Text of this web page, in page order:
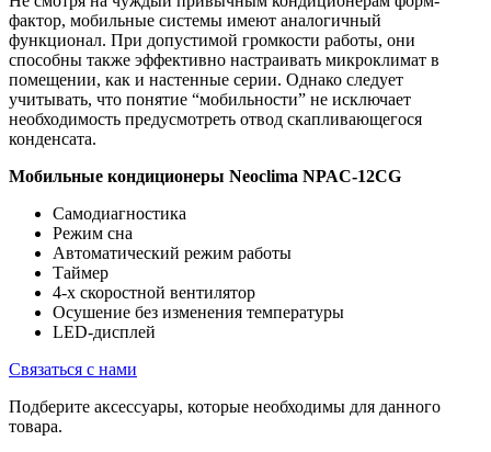
фактор, мобильные системы имеют аналогичный
функционал. При допустимой громкости работы, они
способны также эффективно настраивать микроклимат в
помещении, как и настенные серии. Однако следует
учитывать, что понятие “мобильности” не исключает
необходимость предусмотреть отвод скапливающегося
конденсата.
Мобильные кондиционеры Neoclima NPAC-12CG
Самодиагностика
Режим сна
Автоматический режим работы
Таймер
4-х скоростной вентилятор
Осушение без изменения температуры
LED-дисплей
Связаться с нами
Подберите аксессуары, которые необходимы для данного
товара.